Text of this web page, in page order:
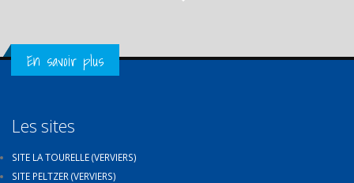
Get in Touch
En savoir plus
Les sites
SITE LA TOURELLE (VERVIERS)
SITE PELTZER (VERVIERS)